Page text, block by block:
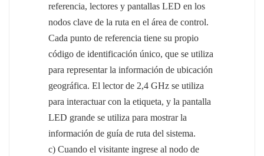
referencia, lectores y pantallas LED en los
nodos clave de la ruta en el área de control.
Cada punto de referencia tiene su propio
código de identificación único, que se utiliza
para representar la información de ubicación
geográfica. El lector de 2,4 GHz se utiliza
para interactuar con la etiqueta, y la pantalla
LED grande se utiliza para mostrar la
información de guía de ruta del sistema.
c) Cuando el visitante ingrese al nodo de